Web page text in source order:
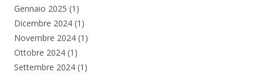
Gennaio 2025 (1)
Dicembre 2024 (1)
Novembre 2024 (1)
Ottobre 2024 (1)
Settembre 2024 (1)